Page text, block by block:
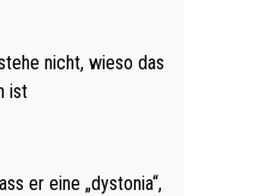
mich: Luke Li
Social Media G
öfters mal gege
nicht, wieso das
ist
er eine „dystonia“,